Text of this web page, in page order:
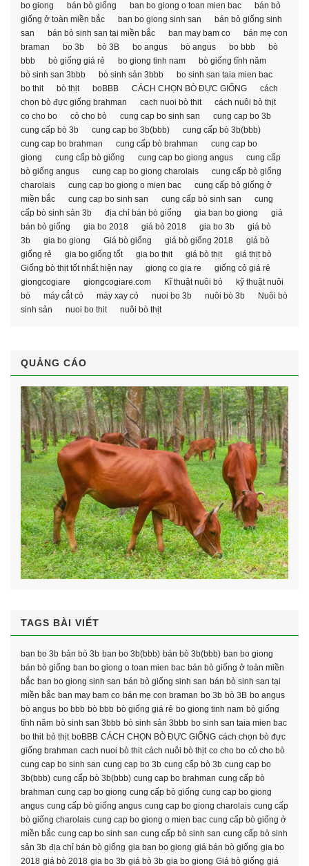
bo giong
bán bò giống ban bo giong o toan mien bac
bán bò
giống ở toàn miền bắc
ban bo giong sinh san
bán bò giống sinh
san
bán bò sinh san tại miền bắc ban may bam co
bán mẹ con
braman
bo 3b bò 3B bo angus bò angus bo bbb
bò
bbb
bò giống giá rẻ bo giong tinh nam
bò giống tĩnh năm
bò sinh san 3bbb
bò sinh sản 3bbb
bo sinh san taia mien bac
bo thit
bò thịt boBBB CÁCH CHỌN BÒ ĐỰC GIỐNG
cách
chọn bò đực giống brahman
cach nuoi bò thit
cách nuôi bò thịt
co cho bo
cỏ cho bò cung cap bo sinh san
cung cap bo 3b
cung cấp bò 3b
cung cap bo 3b(bbb)
cung cấp bò 3b(bbb)
cung cap bo brahman
cung cấp bò brahman
cung cap bo
giong
cung cấp bò giống cung cap bo giong angus
cung cấp
bò giống angus
cung cap bo giong charolais
cung cấp bò giống
charolais
cung cap bo giong o mien bac
cung cấp bò giống ở
miền bắc
cung cap bo sinh san cung cấp bò sinh san
cung
cấp bò sinh sản 3b
địa chỉ bán bò giống gia ban bo giong
giá
bán bò giống
gia bo 2018 giá bò 2018 gia bo 3b
giá bò
3b
gia bo giong Giá bò giống giá bò giống 2018
giá bò
giống rẻ
gia bo giống tốt gia bo thit giá bò thịt
giá thịt bò
Giống bò thịt tốt nhất hiện nay
giong co gia re
giống cỏ giá rẻ
giongcogiare
giongcogiare.com Kĩ thuật nuôi bò
kỹ thuật nuôi
bò
máy cắt cỏ máy xay cỏ nuoi bo 3b nuôi bò 3b
Nuôi bò
sinh sản
nuoi bo thit nuôi bò thịt
QUẢNG CÁO
TAGS BÀI VIẾT
ban bo 3b bán bò 3b ban bo 3b(bbb) bán bò 3b(bbb) ban bo giong
bán bò giống ban bo giong o toan mien bac bán bò giống ở toàn miền
bắc ban bo giong sinh san bán bò giống sinh san bán bò sinh san tại
miền bắc ban may bam co bán mẹ con braman bo 3b bò 3B bo angus
bò angus bo bbb bò bbb bò giống giá rẻ bo giong tinh nam bò giống
tĩnh năm bò sinh san 3bbb bò sinh sản 3bbb bo sinh san taia mien bac
bo thit bò thịt boBBB CÁCH CHỌN BÒ ĐỰC GIỐNG cách chọn bò đực
giống brahman cach nuoi bò thit cách nuôi bò thịt co cho bo cỏ cho bò
cung cap bo sinh san cung cap bo 3b cung cấp bò 3b cung cap bo
3b(bbb) cung cấp bò 3b(bbb) cung cap bo brahman cung cấp bò
brahman cung cap bo giong cung cấp bò giống cung cap bo giong
angus cung cấp bò giống angus cung cap bo giong charolais cung cấp
bò giống charolais cung cap bo giong o mien bac cung cấp bò giống ở
miền bắc cung cap bo sinh san cung cấp bò sinh san cung cấp bò sinh
sản 3b địa chỉ bán bò giống gia ban bo giong giá bán bò giống gia bo
2018 giá bò 2018 gia bo 3b giá bò 3b gia bo giong Giá bò giống giá